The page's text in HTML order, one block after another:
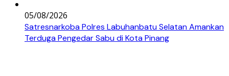
05/08/2026
Satresnarkoba Polres Labuhanbatu Selatan Amankan
Terduga Pengedar Sabu di Kota Pinang